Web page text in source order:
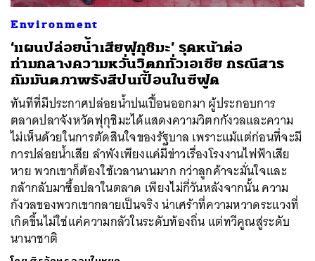
Environment
‘แผนปล่อยน้ำเสียฟุกุชิมะ’ รุดหน้าต่อ
ท่ามกลางความหวั่นวิตกทั่วเอเชีย กรณีสาร
กัมมันตภาพรังสีปนเปื้อนในซีฟูด
ทันทีที่มีประกาศปล่อยน้ำปนเปื้อนออกมา ผู้ประกอบการ
ตลาดปลาจังหวัดฟุกุชิมะได้แสดงความวิตกกังวลและความ
ไม่เห็นด้วยในการตัดสินใจของรัฐบาล เพราะแม้แต่ก่อนที่จะมี
การปล่อยน้ำเสีย ลำพังเพียงแค่มีข่าวเรื่องโรงงานไฟฟ้าเสีย
หาย พวกเขาก็ต้องใช้เวลานานมาก กว่าลูกค้าจะมั่นใจและ
กล้ากลับมาซื้อปลาในตลาด เพียงไม่กี่วันหลังจากนั้น ความ
กังวลของพวกเขากลายเป็นจริง น่าเศร้าที่ความหวาดระแวงที่
เกิดขึ้นไม่ใช่แค่ความกลัวในระดับท้องถิ่น แต่ทวีคูณสู่ระดับ
นานาชาติ
ค้นหา
SHARE TWEET LINE EMAIL